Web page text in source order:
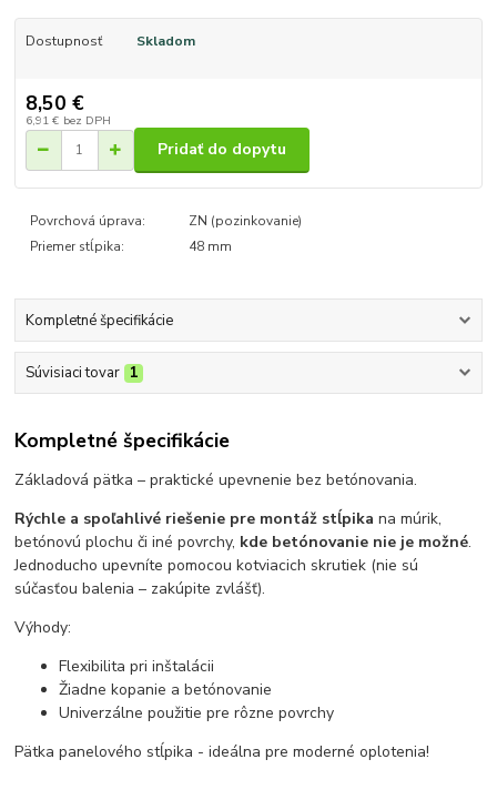
Dostupnosť Skladom
8,50 €
6,91 € bez DPH
Pridať do dopytu
Povrchová úprava:
ZN (pozinkovanie)
Priemer stĺpika:
48 mm
Kompletné špecifikácie
Súvisiaci tovar 1
Kompletné špecifikácie
Základová pätka – praktické upevnenie bez betónovania.
Rýchle a spoľahlivé riešenie pre montáž stĺpika na múrik,
betónovú plochu či iné povrchy, kde betónovanie nie je možné.
Jednoducho upevníte pomocou kotviacich skrutiek (nie sú
súčasťou balenia – zakúpite zvlášť).
Výhody:
Flexibilita pri inštalácii
Žiadne kopanie a betónovanie
Univerzálne použitie pre rôzne povrchy
Pätka panelového stĺpika - ideálna pre moderné oplotenia!